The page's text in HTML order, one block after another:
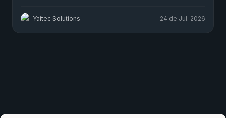
Yaitec Solutions 24 de Jul. 2026